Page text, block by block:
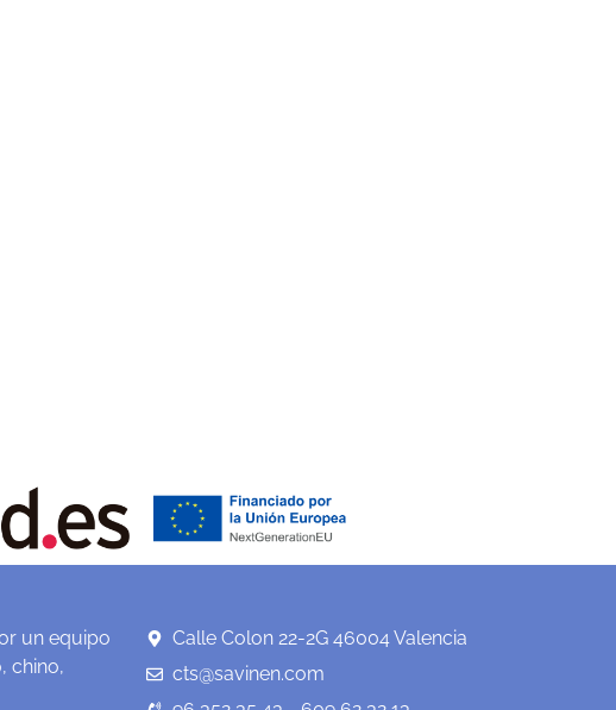
un equipo
chino,
Calle Colon 22-2G 46004 Valencia
cts@savinen.com